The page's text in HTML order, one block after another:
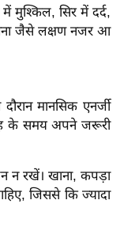
मुश्किल, सिर में दर्द,
जैसे लक्षण नजर आ
मानसिक एनर्जी
के समय अपने जरूरी
न रखें। खाना, कपड़ा
जिससे कि ज्यादा